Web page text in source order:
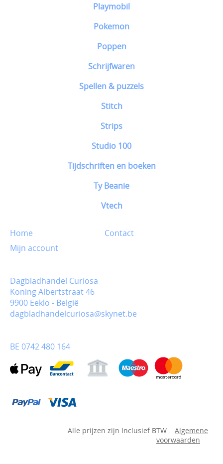
Playmobil
Pokemon
Poppen
Schrijfwaren
Spellen & puzzels
Stitch
Strips
Studio 100
Tijdschriften en boeken
Ty Beanie
Vtech
Home
Contact
Mijn account
Dagbladhandel Curiosa
Koning Albertstraat 46
9900 Eeklo - België
dagbladhandelcuriosa@skynet.be
BE 0742 480 164
Alle prijzen zijn Inclusief BTW
Algemene
voorwaarden